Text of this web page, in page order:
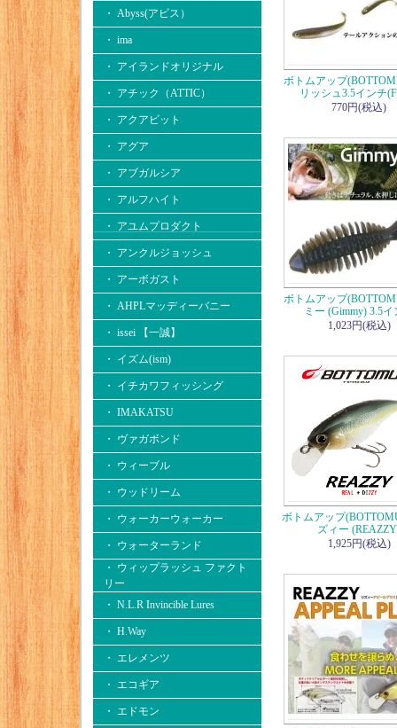
・ Abyss(アビス）
・ ima
・ アイランドオリジナル
・ アチック（ATTIC）
・ アクアビット
・ アグア
・ アブガルシア
・ アルフハイト
・ アユムプロダクト
・ アンクルジョッシュ
・ アーボガスト
・ AHPLマッディーバニー
・ issei 【一誠】
・ イズム(ism)
・ イチカワフィッシング
・ IMAKATSU
・ ヴァガボンド
・ ウィーブル
・ ウッドリーム
・ ウォーカーウォーカー
・ ウォーターランド
・ ウィップラッシュ ファクト
リー
・ N.L.R Invincible Lures
・ H.Way
・ エレメンツ
・ エコギア
・ エドモン
ボトムアップ
リッシュ3.5インチ
770円(税込)
ボトムアップ
ミー (Gimmy) 3.5イ
1,023円(税込)
ボトムアップ
ズィー
1,925円(税込)